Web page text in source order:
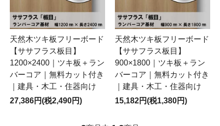
天然木ツキ板フリーボード
【ササフラス板目】
1200×2400｜ツキ板＋ラン
バーコア｜無料カット付き
｜建具・木工・住器向け
27,386円(税2,490円)
天然木ツキ板フリーボード
【ササフラス板目】
900×1800｜ツキ板＋ラン
バーコア｜無料カット付き
｜建具・木工・住器向け
15,182円(税1,380円)